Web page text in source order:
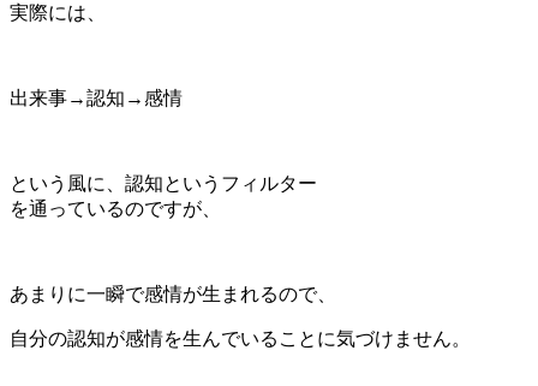
実際には、
出来事→認知→感情
という風に、認知というフィルター
を通っているのですが、
あまりに一瞬で感情が生まれるので、
自分の認知が感情を生んでいることに気づけません。